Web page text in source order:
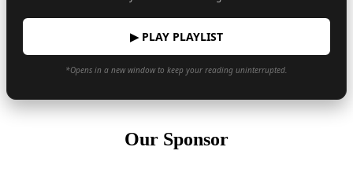
▶ PLAY PLAYLIST
*Opens in a new window to keep your reading uninterrupted.
Our Sponsor